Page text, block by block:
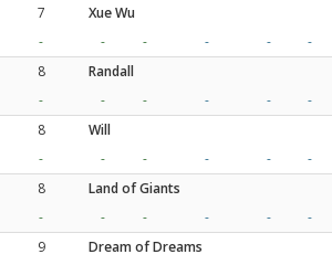
7
Xue Wu
-
- - - - -
8
Randall
-
- - - - -
8
Will
-
- - - - -
8
Land of Giants
-
- - - - -
9
Dream of Dreams